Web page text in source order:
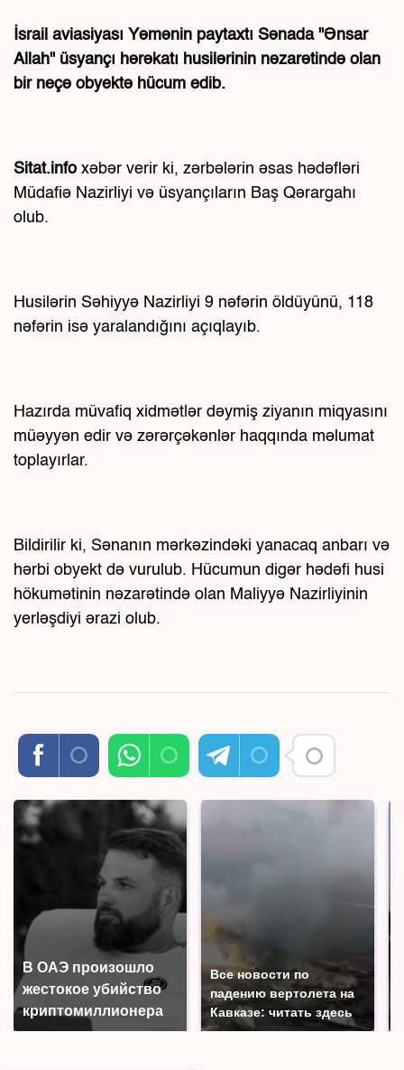
İsrail aviasiyası Yəmənin paytaxtı Sənada "Ənsar
Allah" üsyançı hərəkatı husilərinin nəzarətində olan
bir neçə obyektə hücum edib.
Sitat.info xəbər verir ki, zərbələrin əsas hədəfləri
Müdafiə Nazirliyi və üsyançıların Baş Qərargahı
olub.
Husilərin Səhiyyə Nazirliyi 9 nəfərin öldüyünü, 118
nəfərin isə yaralandığını açıqlayıb.
Hazırda müvafiq xidmətlər dəymiş ziyanın miqyasını
müəyyən edir və zərərçəkənlər haqqında məlumat
toplayırlar.
Bildirilir ki, Sənanın mərkəzindəki yanacaq anbarı və
hərbi obyekt də vurulub. Hücumun digər hədəfi husi
hökumətinin nəzarətində olan Maliyyə Nazirliyinin
yerləşdiyi ərazi olub.
В ОАЭ произошло
жестокое убийство
криптомиллионера
Все новости по
падению вертолета на
Кавказе: читать здесь